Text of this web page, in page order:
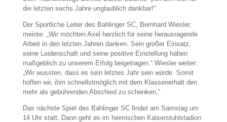
die letzten sechs Jahre unglaublich dankbar!“
Der Sportliche Leiter des Bahlinger SC, Bernhard Wiesler,
meinte: „Wir möchten Axel herzlich für seine herausragende
Arbeit in den letzten Jahren danken. Sein großer Einsatz,
seine Leidenschaft und seine positive Einstellung haben
maßgeblich zu unserem Erfolg beigetragen.“ Wiesler weiter:
„Wir wussten, dass es sein letztes Jahr sein würde. Somit
hoffen wir, ihm schnellstmöglich mit dem Klassenerhalt den
mehr als gebührenden Abschied zu schenken.“
Das nächste Spiel des Bahlinger SC findet am Samstag um
14 Uhr statt: Dann geht es im heimischen Kaiserstuhlstadion